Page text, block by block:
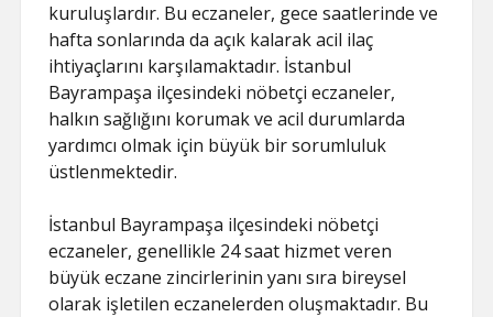
TWITTER BEĞENI HILESI ŞIFRESIZ
TWITTER PROFIL FOTO
kuruluşlardır. Bu eczaneler, gece saatlerinde ve
hafta sonlarında da açık kalarak acil ilaç
ihtiyaçlarını karşılamaktadır. İstanbul
Bayrampaşa ilçesindeki nöbetçi eczaneler,
halkın sağlığını korumak ve acil durumlarda
yardımcı olmak için büyük bir sorumluluk
üstlenmektedir.
İstanbul Bayrampaşa ilçesindeki nöbetçi
eczaneler, genellikle 24 saat hizmet veren
büyük eczane zincirlerinin yanı sıra bireysel
olarak işletilen eczanelerden oluşmaktadır. Bu